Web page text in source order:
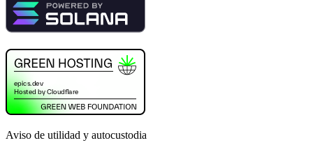
Aviso de utilidad y autocustodia